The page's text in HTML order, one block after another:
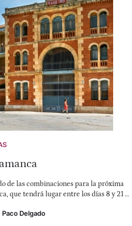
hará Alba Navarro. El 12 en Málaga está
Miguel Senent y Alonso Lorente.
en Cuenca estará Borja Collado y el 27
Navarro.
de las combinaciones para la próxima
que tendrá lugar entre los días 8 y 21 de
Paco Delgado